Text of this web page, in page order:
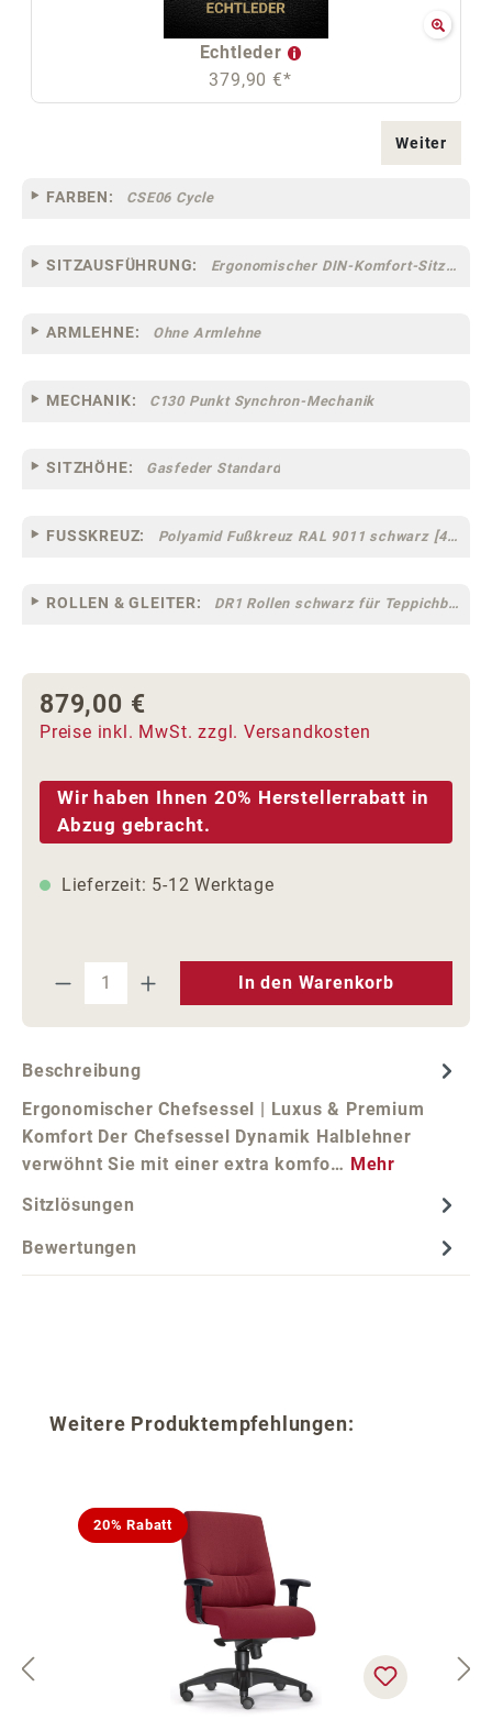
Echtleder
379,90 €*
Weiter
FARBEN: CSE06 Cycle
SITZAUSFÜHRUNG: Ergonomischer DIN-Komfort-Sitz [75]
ARMLEHNE: Ohne Armlehne
MECHANIK: C130 Punkt Synchron-Mechanik
SITZHÖHE: Gasfeder Standard
FUSSKREUZ: Polyamid Fußkreuz RAL 9011 schwarz [44]
ROLLEN & GLEITER: DR1 Rollen schwarz für Teppichböden [10]
Regulärer Preis:
879,00 €
Preise inkl. MwSt. zzgl. Versandkosten
Wir haben Ihnen 20% Herstellerrabatt in
Abzug gebracht.
Lieferzeit: 5-12 Werktage
Produkt Anzahl: Gib den
In den Warenkorb
Beschreibung
Ergonomischer Chefsessel | Luxus & Premium
Komfort Der Chefsessel Dynamik Halblehner
verwöhnt Sie mit einer extra komfo… Mehr
Sitzlösungen
Bewertungen
Produktgalerie überspringen
Weitere Produktempfehlungen:
20% Rabatt